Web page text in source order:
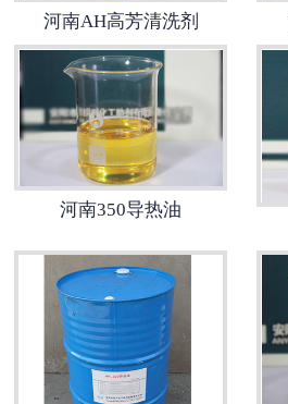
河南AH高芳清洗剂
河南350导热油